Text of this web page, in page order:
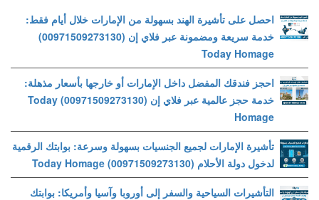
احصل على تأشيرة الهند بسهولة من الإمارات خلال أيام فقط:
خدمة سريعة ومضمونة عبر فلاي إن (00971509273130)
Today Homage
احجز فندقك المفضل داخل الإمارات أو خارجها بأسعار مذهلة:
خدمة حجز عالمية عبر فلاي إن (00971509273130) Today
Homage
تأشيرة الإمارات لجميع الجنسيات بسهولة وسرعة: بوابتك الرقمية
لدخول دولة الأحلام (00971509273130) Today Homage
التأشيرات السياحية والسفر إلى أوروبا وآسيا وأمريكا: بوابتك